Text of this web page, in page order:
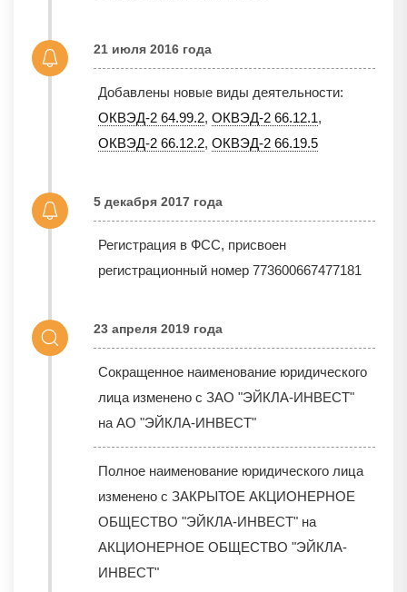
21 июля 2016 года
Добавлены новые виды деятельности:
ОКВЭД-2 64.99.2, ОКВЭД-2 66.12.1,
ОКВЭД-2 66.12.2, ОКВЭД-2 66.19.5
5 декабря 2017 года
Регистрация в ФСС, присвоен
регистрационный номер 773600667477181
23 апреля 2019 года
Сокращенное наименование юридического
лица изменено с ЗАО "ЭЙКЛА-ИНВЕСТ"
на АО "ЭЙКЛА-ИНВЕСТ"
Полное наименование юридического лица
изменено с ЗАКРЫТОЕ АКЦИОНЕРНОЕ
ОБЩЕСТВО "ЭЙКЛА-ИНВЕСТ" на
АКЦИОНЕРНОЕ ОБЩЕСТВО "ЭЙКЛА-
ИНВЕСТ"